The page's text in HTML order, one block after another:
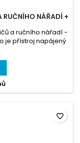
RUČNÍHO NÁŘADÍ +
a ručního nářadí​ -
je přístroj napájený
spotřebičů dle ČSN
favorite_border